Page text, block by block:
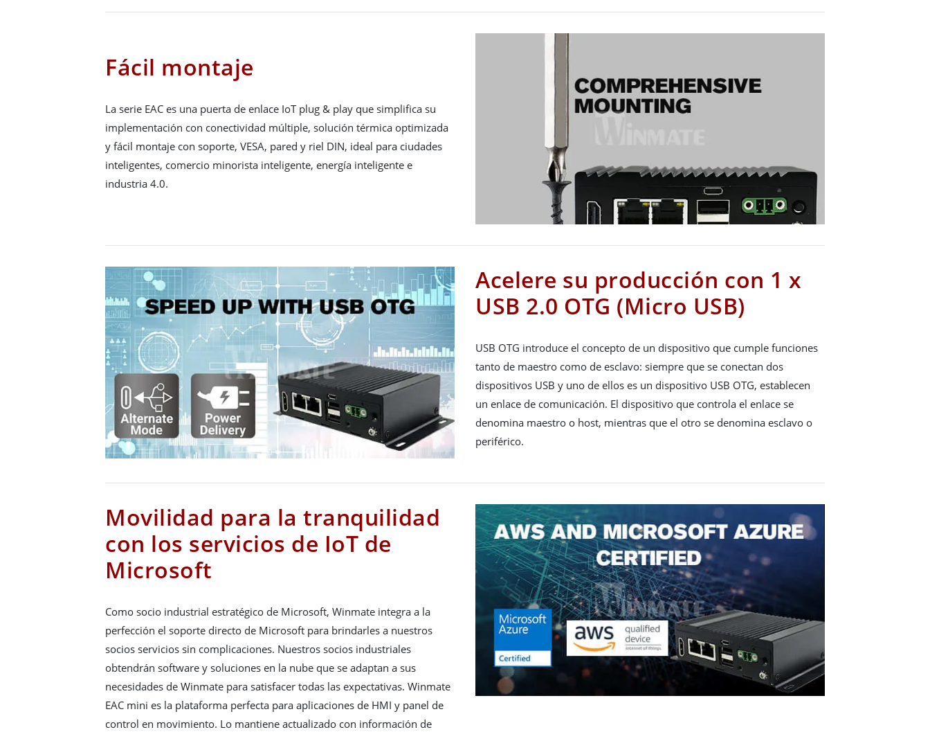
Fácil montaje
La serie EAC es una puerta de enlace IoT plug & play que simplifica su
implementación con conectividad múltiple, solución térmica optimizada
y fácil montaje con soporte, VESA, pared y riel DIN, ideal para ciudades
inteligentes, comercio minorista inteligente, energía inteligente e
industria 4.0.
Acelere su producción con 1 x
USB 2.0 OTG (Micro USB)
USB OTG introduce el concepto de un dispositivo que cumple funciones
tanto de maestro como de esclavo: siempre que se conectan dos
dispositivos USB y uno de ellos es un dispositivo USB OTG, establecen
un enlace de comunicación. El dispositivo que controla el enlace se
denomina maestro o host, mientras que el otro se denomina esclavo o
periférico.
Movilidad para la tranquilidad
con los servicios de IoT de
Microsoft
Como socio industrial estratégico de Microsoft, Winmate integra a la
perfección el soporte directo de Microsoft para brindarles a nuestros
socios servicios sin complicaciones. Nuestros socios industriales
obtendrán software y soluciones en la nube que se adaptan a sus
necesidades de Winmate para satisfacer todas las expectativas. Winmate
EAC mini es la plataforma perfecta para aplicaciones de HMI y panel de
control en movimiento. Lo mantiene actualizado con información de